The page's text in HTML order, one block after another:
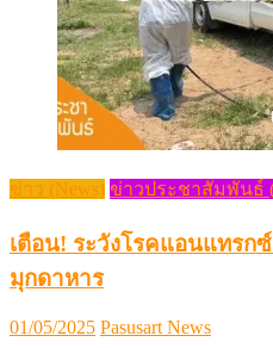
ข่าว (News) ข่าวประชาสัมพันธ์
เตือน! ระวังโรคแอนแทรก
มุกดาหาร
Posted
01/05/2025 Author
Pasusart News